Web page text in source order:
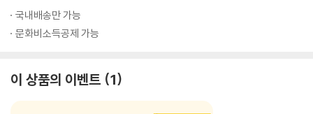
국내배송만 가능
문화비소득공제 가능
이 상품의 이벤트 1